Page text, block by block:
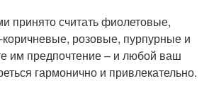
принято считать фиолетовые,
розовые, пурпурные и
им предпочтение – и любой ваш
гармонично и привлекательно.